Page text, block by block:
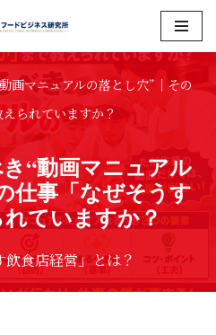
画マニュアルの落とし穴”｜その
られていますか？
“動画マニュアル
仕事「なぜそうす
ていますか？
飲食店経営」とは？